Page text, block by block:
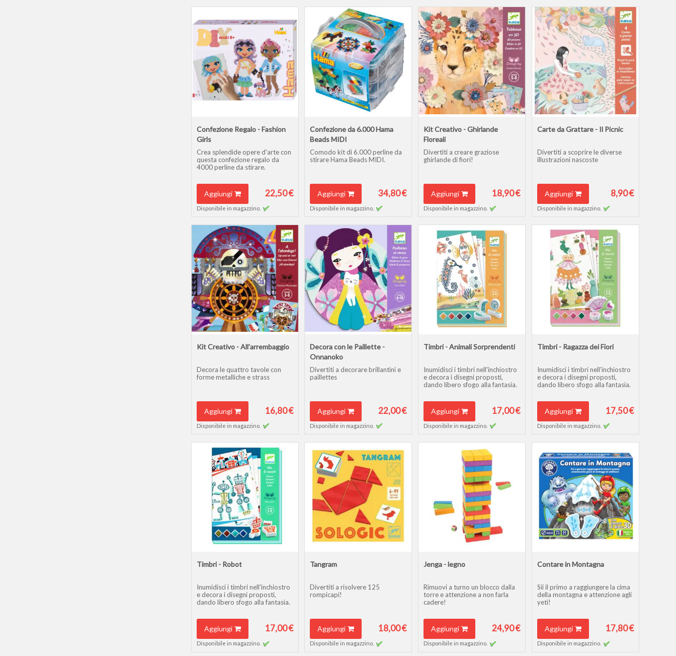
Confezione Regalo - Fashion
Girls
Crea splendide opere d'arte con
questa confezione regalo da
4000 perline da stirare.
Aggiungi 22,50 €
Disponibile in magazzino.
Confezione da 6.000 Hama
Beads MIDI
Comodo kit di 6.000 perline da
stirare Hama Beads MIDI.
Aggiungi 34,80 €
Disponibile in magazzino.
Kit Creativo - Ghirlande
Floreali
Divertiti a creare graziose
ghirlande di fiori!
Aggiungi 18,90 €
Disponibile in magazzino.
Carte da Grattare - Il Picnic
Divertiti a scoprire le diverse
illustrazioni nascoste
Aggiungi 8,90 €
Disponibile in magazzino.
Kit Creativo - All'arrembaggio
Decora le quattro tavole con
forme metalliche e strass
Aggiungi 16,80 €
Disponibile in magazzino.
Decora con le Paillette -
Onnanoko
Divertiti a decorare brillantini e
paillettes
Aggiungi 22,00 €
Disponibile in magazzino.
Timbri - Animali Sorprendenti
Inumidisci i timbri nell'inchiostro
e decora i disegni proposti,
dando libero sfogo alla fantasia.
Aggiungi 17,00 €
Disponibile in magazzino.
Timbri - Ragazza dei Fiori
Inumidisci i timbri nell'inchiostro
e decora i disegni proposti,
dando libero sfogo alla fantasia.
Aggiungi 17,50 €
Disponibile in magazzino.
Timbri - Robot
Inumidisci i timbri nell'inchiostro
e decora i disegni proposti,
dando libero sfogo alla fantasia.
Aggiungi 17,00 €
Disponibile in magazzino.
Tangram
Divertiti a risolvere 125
rompicapi!
Aggiungi 18,00 €
Disponibile in magazzino.
Jenga - legno
Rimuovi a turno un blocco dalla
torre e attenzione a non farla
cadere!
Aggiungi 24,90 €
Disponibile in magazzino.
Contare in Montagna
Sii il primo a raggiungere la cima
della montagna e attenzione agli
yeti!
Aggiungi 17,80 €
Disponibile in magazzino.